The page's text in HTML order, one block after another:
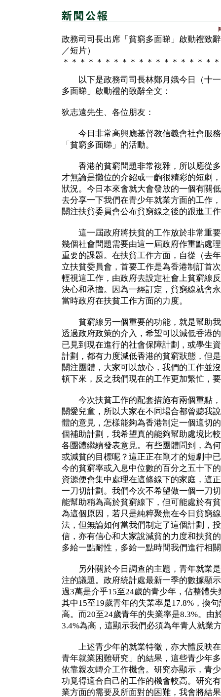
政務司司長出席「貧窮多面睇」啟動禮致
／短片）
＊＊＊＊＊＊＊＊＊＊＊＊＊＊＊＊＊＊
以下是政務司司長林鄭月娥今日（十一
多面睇」啟動禮的致辭全文：
狄志遠先生、各位朋友：
今日非常高興應基督教信義會社會服務
「貧窮多面睇」的活動。
香港的貧窮問題非常複雜，所以應從多
才無論是攤位的介紹或一齣很精彩的短劇
狀況。今日本來會就大會發放的一個有關
去分享一下我們在青少年就業方面的工作
關注扶貧委員會公布貧窮線之後的跟進工
這一屆政府將扶貧的工作放於非常重要
幾個社會問題需要由這一屆政府作重點處
重要的課題。在扶貧工作方面，自從（去
立扶貧委員會，首要工作是為香港制訂首
輕視這工作，由政府去設定社會上貧窮線
決心和承擔。因為一經訂定，貧窮線就會
當時政府在扶貧工作方面的力度。
貧窮線另一個重要的功能，就是幫助我
透過政府政策的介入，希望可以減低香港
已見到現在進行的社會保障計劃，或學生
計劃，都有力度減低香港的貧窮狀態，但
關注團體，大家可以放心，我們的工作並
頓下來，反之我們現在的工作更加繁忙，
今次扶貧工作的配套措施有兩個重點，
關愛兒童，所以大家在不同場合都曾聽我
體的意見，怎樣能夠為香港制定一個適切
個補助計劃，我希望真的能夠幫助處境比
各團體繼續發表意見。有些團體問到，為
或減貧的目標呢？這正正在剛才的短劇中
今的貧窮率或入息中位數的百分之五十下
資源便會集中處理在這條線下的家庭，這
一刀切計劃。我們今次不希望做一個一刀
能幫助稍為高於貧窮線下，但可能處於有
為這個原因，若只是純粹聚焦在今日貧窮
法，但無論如何當我們制定了這個計劃，
信，亦有信心和大家說減貧的力度和扶貧
多給一點耐性，多給一點時間我們進行相
另外關於今日調查的主題，青年就業是
注的議題。政府統計處最新一季的數據顯
過3萬是介乎15至24歲的青少年，佔整體
其中15至19歲青年的失業率是17.8%，換
高。而20至24歲青年的失業率是8.3%。由
3.4%為高，這顯示我們必須為年青人就業
上述青少年的就業特徵，亦大體反映在
青年就業困難研究」的結果，這些青少年
依靠親友轉介工作機會。研究亦顯示，青
功覓得適合自己的工作的機會較高。研究
業方面的需要及所面對的困難，我會將結